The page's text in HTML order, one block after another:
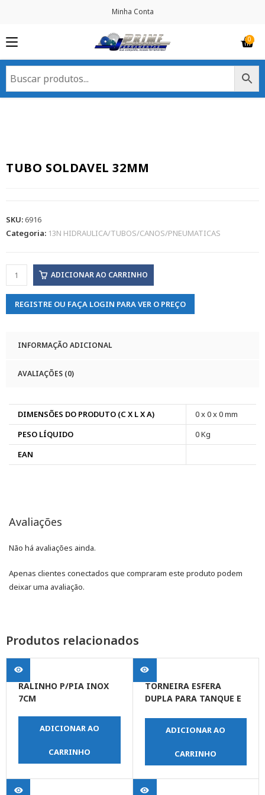
Minha Conta
TUBO SOLDAVEL 32MM
SKU:6916
Categoria: 13N HIDRAULICA/TUBOS/CANOS/PNEUMATICAS
ADICIONAR AO CARRINHO
REGISTRE OU FAÇA LOGIN PARA VER O PREÇO
INFORMAÇÃO ADICIONAL
AVALIAÇÕES (0)
DIMENSÕES DO PRODUTO (C X L X A)
0 x 0 x 0 mm
PESO LÍQUIDO
0 Kg
EAN
Avaliações
Não há avaliações ainda.
Apenas clientes conectados que compraram este produto podem
deixar uma avaliação.
Produtos relacionados
RALINHO P/PIA INOX
7CM
ADICIONAR AO
CARRINHO
TORNEIRA ESFERA
DUPLA PARA TANQUE E
ADICIONAR AO
CARRINHO